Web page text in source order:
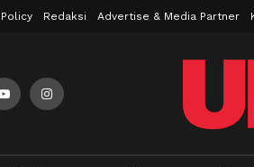
Redaksi Advertise & Media Partner